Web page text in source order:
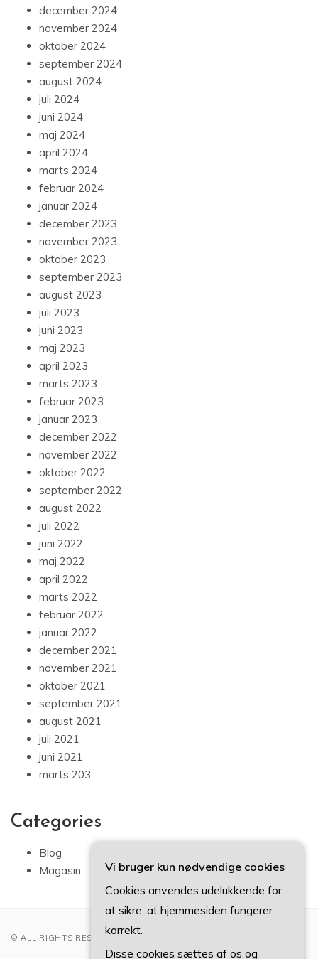
december 2024
november 2024
oktober 2024
september 2024
august 2024
juli 2024
juni 2024
maj 2024
april 2024
marts 2024
februar 2024
januar 2024
december 2023
november 2023
oktober 2023
september 2023
august 2023
juli 2023
juni 2023
maj 2023
april 2023
marts 2023
februar 2023
januar 2023
december 2022
november 2022
oktober 2022
september 2022
august 2022
juli 2022
juni 2022
maj 2022
april 2022
marts 2022
februar 2022
januar 2022
december 2021
november 2021
oktober 2021
september 2021
august 2021
juli 2021
juni 2021
marts 203
Categories
Blog
Magasin
© ALL RIGHTS RESERVED 2022
Vi bruger kun nødvendige cookies
Cookies anvendes udelukkende for
at sikre, at hjemmesiden fungerer
korrekt.
Disse cookies sættes af os og